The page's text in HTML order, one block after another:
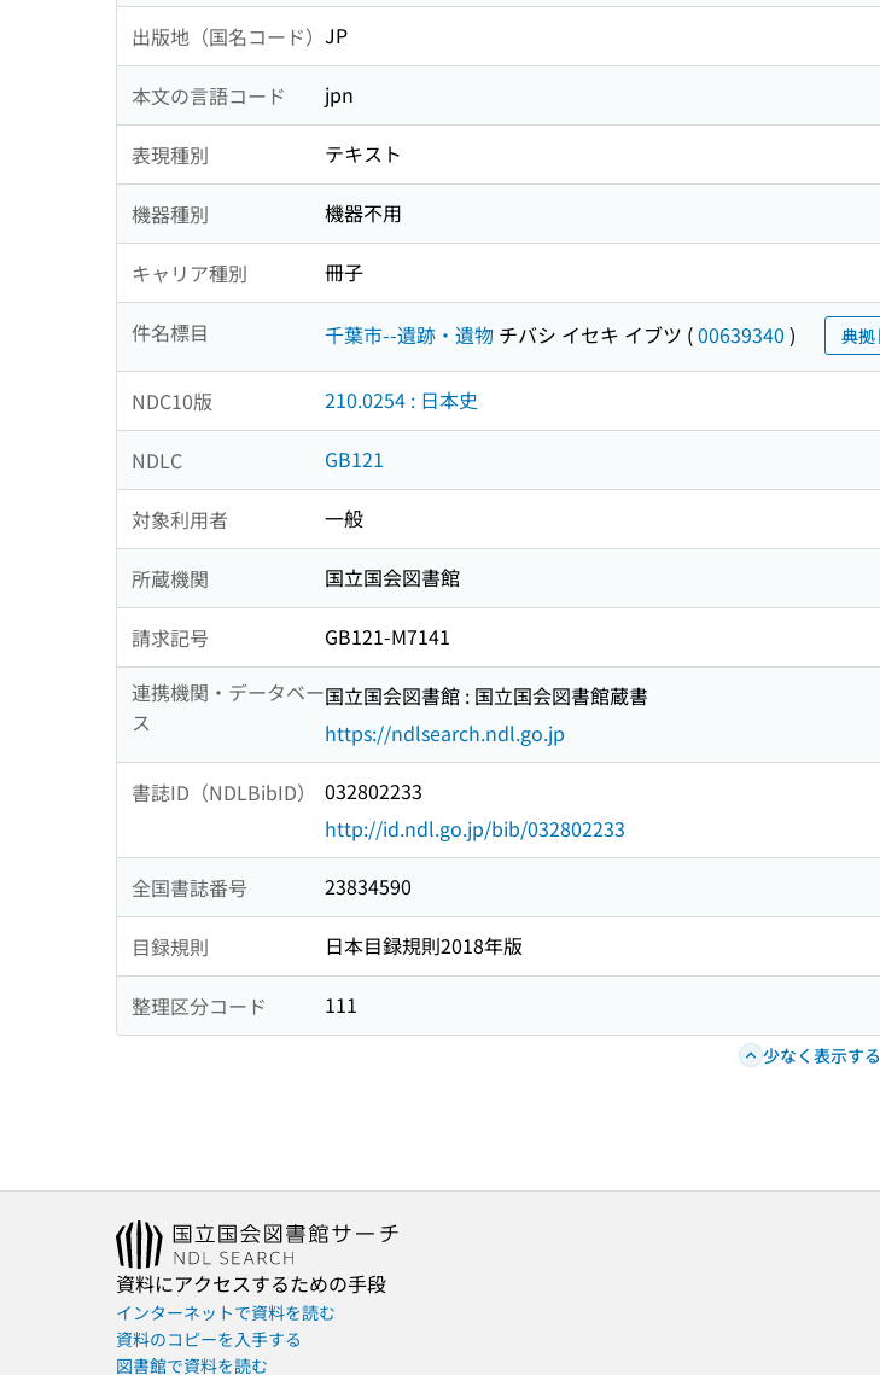
出版地（国名コード） JP
本文の言語コード jpn
表現種別 テキスト
機器種別 機器不用
キャリア種別 冊子
件名標目 千葉市--遺跡・遺物 チバシ イセキ イブツ (00639340 ) 典拠
NDC10版 210.0254 : 日本史
NDLC GB121
対象利用者 一般
所蔵機関 国立国会図書館
請求記号
GB121-M7141
連携機関・データベー
ス
国立国会図書館 : 国立国会図書館蔵書
https://ndlsearch.ndl.go.jp
書誌ID（NDLBibID）
032802233
http://id.ndl.go.jp/bib/032802233
全国書誌番号 23834590
目録規則 日本目録規則2018年版
整理区分コード 111
少なく表示する
資料にアクセスするための手段
インターネットで資料を読む
資料のコピーを入手する
図書館で資料を読む